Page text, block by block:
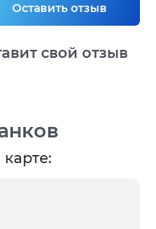
Оставить отзыв
свой отзыв